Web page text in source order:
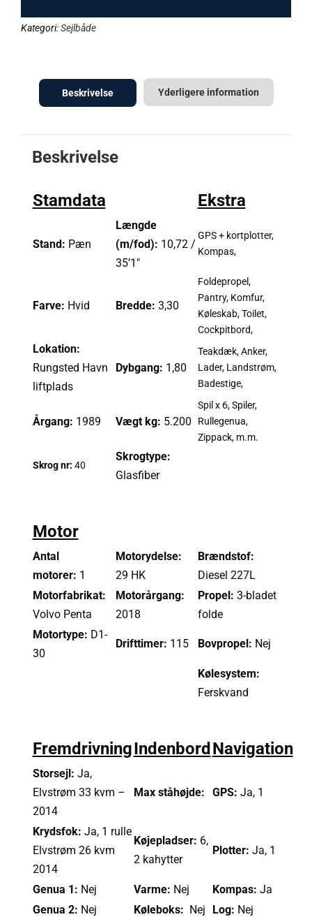
Kategori:Sejlbåde
Beskrivelse Yderligere information
Beskrivelse
Stamdata Ekstra
Stand: Pæn
Længde
(m/fod): 10,72 /
35’1″
GPS + kortplotter,
Kompas,
Farve: Hvid Bredde: 3,30
Foldepropel,
Pantry, Komfur,
Køleskab, Toilet,
Cockpitbord,
Lokation:
Rungsted Havn
liftplads
Dybgang: 1,80
Teakdæk, Anker,
Lader, Landstrøm,
Badestige,
Årgang: 1989 Vægt kg: 5.200
Spil x 6, Spiler,
Rullegenua,
Zippack, m.m.
Skrog nr: 40
Skrogtype:
Glasfiber
Motor
Antal
motorer: 1
Motorydelse:
29 HK
Brændstof:
Diesel 227L
Motorfabrikat:
Volvo Penta
Motorårgang:
2018
Propel: 3-bladet
folde
Motortype: D1-
30
Drifttimer: 115 Bovpropel: Nej
Kølesystem:
Ferskvand
FremdrivningIndenbordNavigation
Storsejl: Ja,
Elvstrøm 33 kvm –
2014
Max ståhøjde: GPS: Ja, 1
Krydsfok: Ja, 1 rulle
Elvstrøm 26 kvm
2014
Køjepladser: 6,
2 kahytter
Plotter: Ja, 1
Genua 1: Nej Varme: Nej Kompas: Ja
Genua 2: Nej Køleboks: Nej Log: Nej